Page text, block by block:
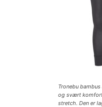
Tronebu
og svært
stretch. Den er